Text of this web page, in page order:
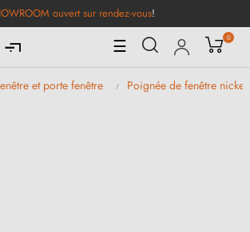
ouvert sur rendez-vous!
Basculer
la
navigation
☰ 0
et porte fenêtre Poignée de fenêtre nickel